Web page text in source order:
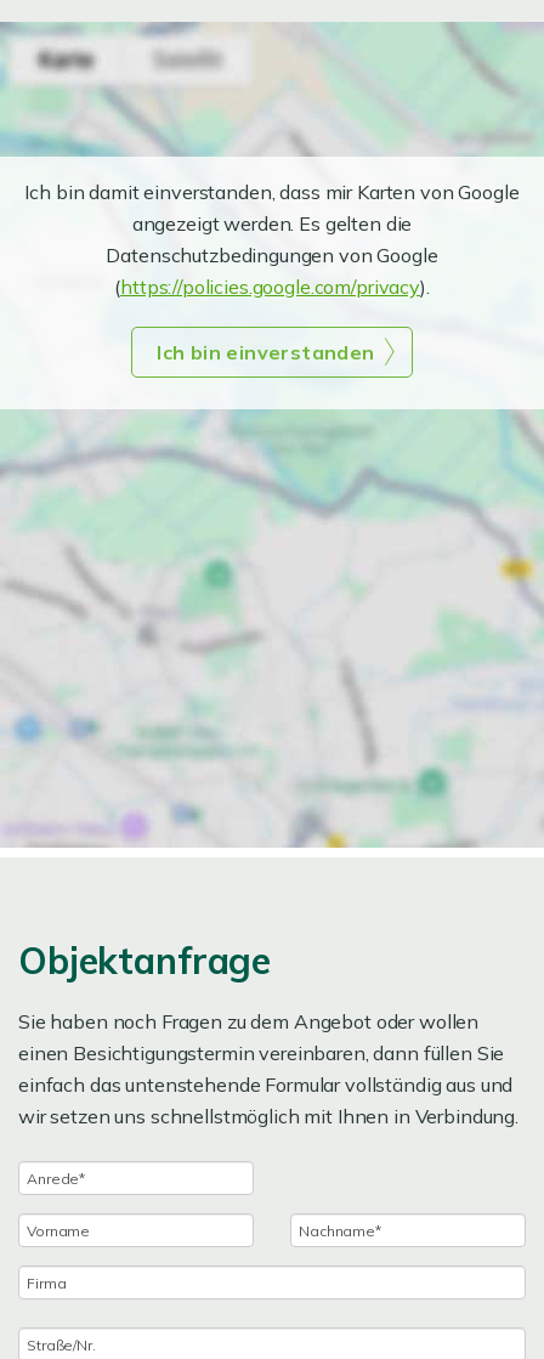
Ich bin damit einverstanden, dass mir Karten von Google
angezeigt werden. Es gelten die
Datenschutzbedingungen von Google
(https://policies.google.com/privacy).
Ich bin einverstanden
Objektanfrage
Sie haben noch Fragen zu dem Angebot oder wollen
einen Besichtigungstermin vereinbaren, dann füllen Sie
einfach das untenstehende Formular vollständig aus und
wir setzen uns schnellstmöglich mit Ihnen in Verbindung.